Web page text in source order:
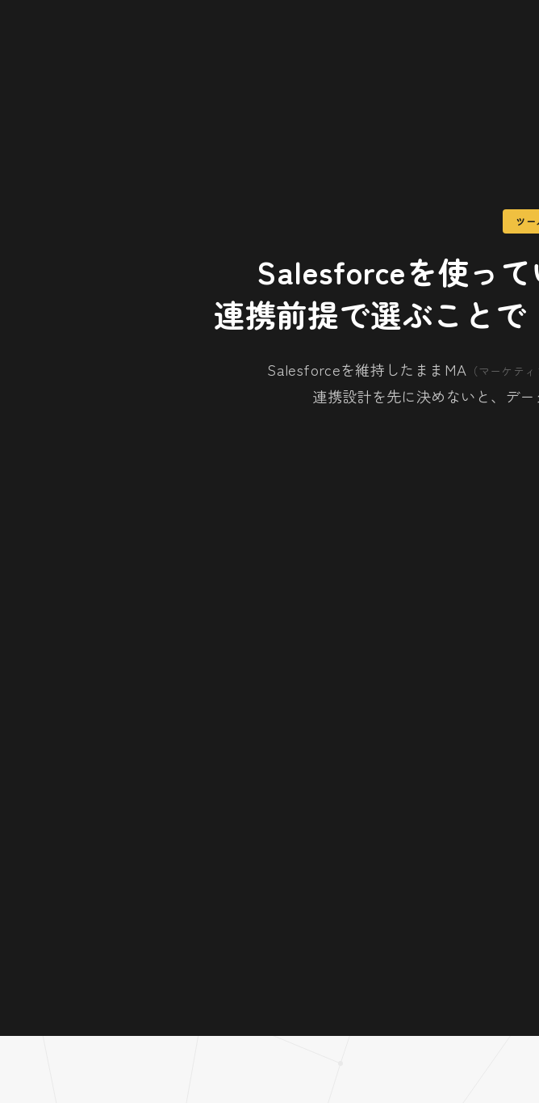
ツ
Salesforceを使っ
連携前提で選ぶこと
Salesforceを維持したままMA （マーケテ
連携設計を先に決めないと、デー